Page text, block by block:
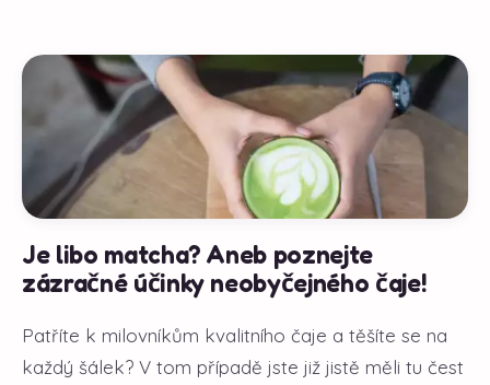
Je libo matcha? Aneb poznejte
zázračné účinky neobyčejného čaje!
Patříte k milovníkům kvalitního čaje a těšíte se na
každý šálek? V tom případě jste již jistě měli tu čest